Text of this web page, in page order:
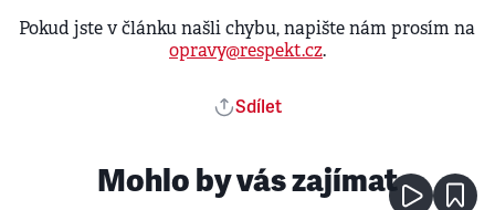
Pokud jste v článku našli chybu, napište nám prosím na
opravy@respekt.cz.
Sdílet
Mohlo by vás zajímat